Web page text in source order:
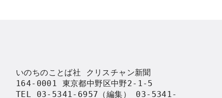
いのちのことば社 クリスチャン新聞
164-0001 東京都中野区中野2-1-5
TEL 03-5341-6957（編集） 03-5341-